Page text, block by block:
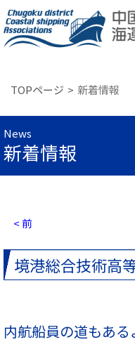
TOPページ 新着情報
News
新着情報
< 前
境港総合技術高
内航船員の道もある